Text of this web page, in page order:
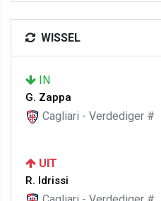
WISSEL
IN
G. Zappa
Cagliari - Verdediger #
UIT
R. Idrissi